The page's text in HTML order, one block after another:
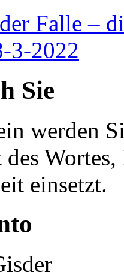
Falle –
3-2022
Sie
werden
einsetzt.